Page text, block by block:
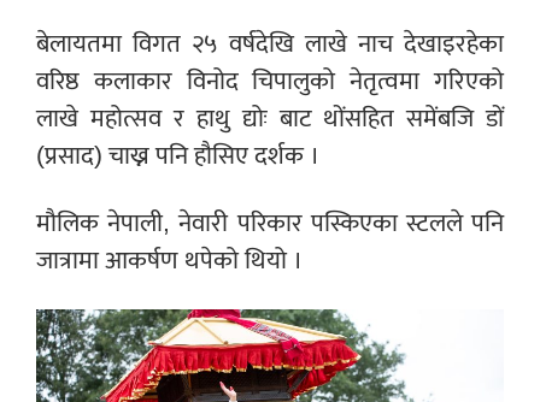
बेलायतमा विगत २५ वर्षदेखि लाखे नाच देखाइरहेका
वरिष्ठ कलाकार विनोद चिपालुको नेतृत्वमा गरिएको
लाखे महोत्सव र हाथु द्योः बाट थोंसहित समेंबजि डों
(प्रसाद) चाख्न पनि हौसिए दर्शक ।
मौलिक नेपाली, नेवारी परिकार पस्किएका स्टलले पनि
जात्रामा आकर्षण थपेको थियो ।